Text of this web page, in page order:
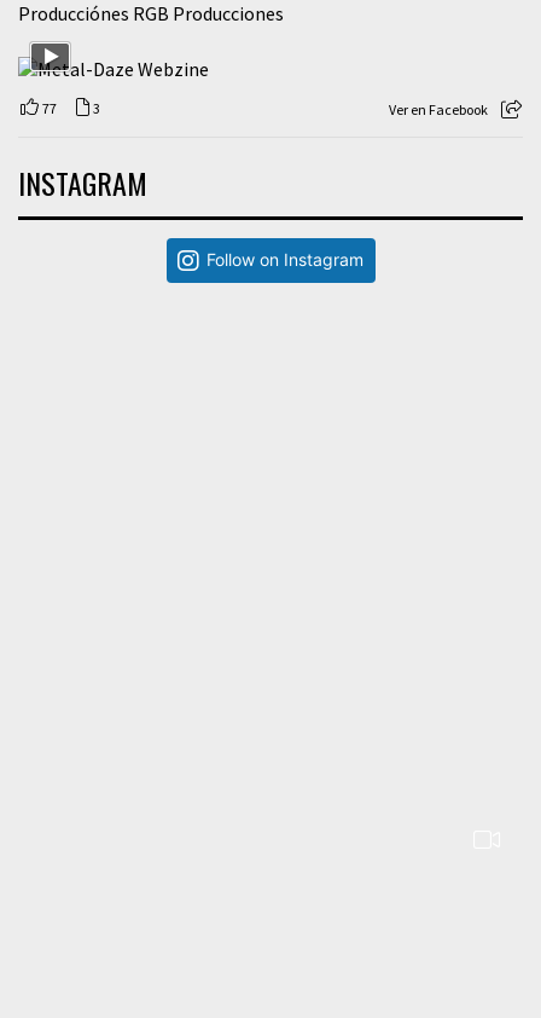
Producciónes RGB Producciones
77 3 Ver en Facebook
INSTAGRAM
Follow on Instagram